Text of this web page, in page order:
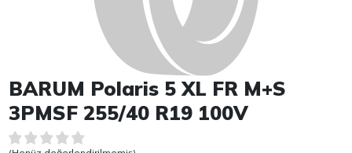
BARUM Polaris 5 XL FR M+S
3PMSF 255/40 R19 100V